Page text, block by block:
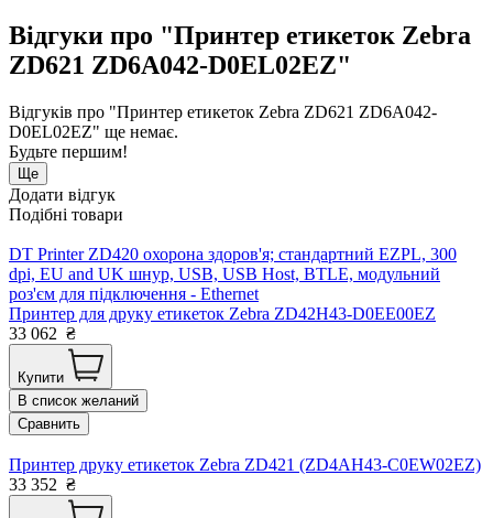
Відгуки про "Принтер етикеток Zebra
ZD621 ZD6A042-D0EL02EZ"
Відгуків про "Принтер етикеток Zebra ZD621 ZD6A042-
D0EL02EZ" ще немає.
Будьте першим!
Ще
Додати відгук
Подібні товари
DT Printer ZD420 охорона здоров'я; стандартний EZPL, 300
dpi, EU and UK шнур, USB, USB Host, BTLE, модульний
роз'єм для підключення - Ethernet
Принтер для друку етикеток Zebra ZD42H43-D0EE00EZ
33 062 ₴
Купити
В список желаний
Сравнить
Принтер друку етикеток Zebra ZD421 (ZD4AH43-C0EW02EZ)
33 352 ₴